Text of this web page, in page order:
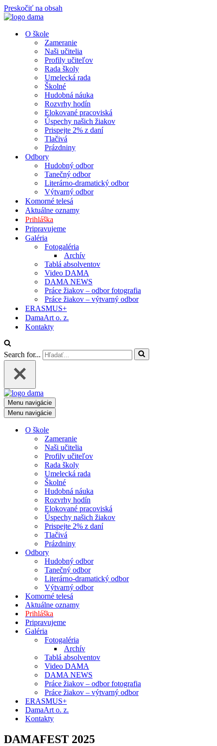
Preskočiť na obsah
O škole
Zameranie
Naši učitelia
Profily učiteľov
Rada školy
Umelecká rada
Školné
Hudobná náuka
Rozvrhy hodín
Elokované pracoviská
Úspechy našich žiakov
Prispejte 2% z daní
Tlačivá
Prázdniny
Odbory
Hudobný odbor
Tanečný odbor
Literárno-dramatický odbor
Výtvarný odbor
Komorné telesá
Aktuálne oznamy
Prihláška
Pripravujeme
Galéria
Fotogaléria
Archív
Tablá absolventov
Video DAMA
DAMA NEWS
Práce žiakov – odbor fotografia
Práce žiakov – výtvarný odbor
ERASMUS+
DamaArt o. z.
Kontakty
Search for...
Menu navigácie
Menu navigácie
O škole
Zameranie
Naši učitelia
Profily učiteľov
Rada školy
Umelecká rada
Školné
Hudobná náuka
Rozvrhy hodín
Elokované pracoviská
Úspechy našich žiakov
Prispejte 2% z daní
Tlačivá
Prázdniny
Odbory
Hudobný odbor
Tanečný odbor
Literárno-dramatický odbor
Výtvarný odbor
Komorné telesá
Aktuálne oznamy
Prihláška
Pripravujeme
Galéria
Fotogaléria
Archív
Tablá absolventov
Video DAMA
DAMA NEWS
Práce žiakov – odbor fotografia
Práce žiakov – výtvarný odbor
ERASMUS+
DamaArt o. z.
Kontakty
DAMAFEST 2025